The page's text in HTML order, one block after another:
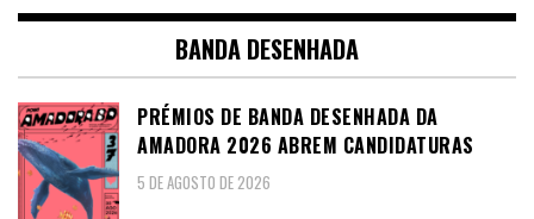
BANDA DESENHADA
PRÉMIOS DE BANDA DESENHADA DA
AMADORA 2026 ABREM CANDIDATURAS
5 DE AGOSTO DE 2026